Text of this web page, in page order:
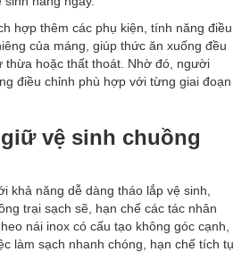
hợp thêm các phụ kiện, tính năng điều
của máng, giúp thức ăn xuống đều
thừa hoặc thất thoát. Nhờ đó, người
điều chỉnh phù hợp với từng giai đoạn
vệ sinh chuồng
khả năng dễ dàng tháo lắp vệ sinh,
trại sạch sẽ, hạn chế các tác nhân
nái inox có cấu tạo không góc cạnh,
làm sạch nhanh chóng, hạn chế tích tụ